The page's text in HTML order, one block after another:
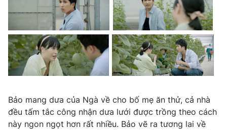
Bảo mang dưa của Ngà về cho bố mẹ ăn thử, cả nhà
đều tấm tắc công nhận dưa lưới được trồng theo cách
này ngon ngọt hơn rất nhiều. Bảo vẽ ra tương lai về